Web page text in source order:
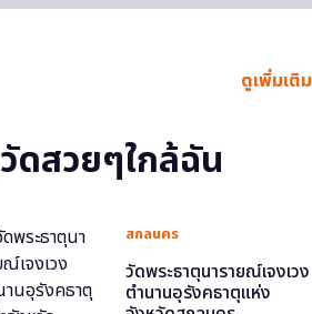
ดูเพิ่มเติม
วัดสวยๆใกล้ฉัน
สกลนคร
วัดพระธาตุนารายณ์เจงเวง
ตำนานอุรังคธาตุแห่ง